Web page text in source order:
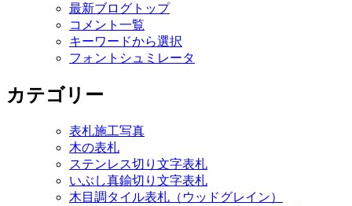
最新ブログトップ
コメント一覧
キーワードから選択
フォントシュミレータ
カテゴリー
表札施工写真
木の表札
ステンレス切り文字表札
いぶし真鍮切り文字表札
木目調タイル表札（ウッドグレイン）